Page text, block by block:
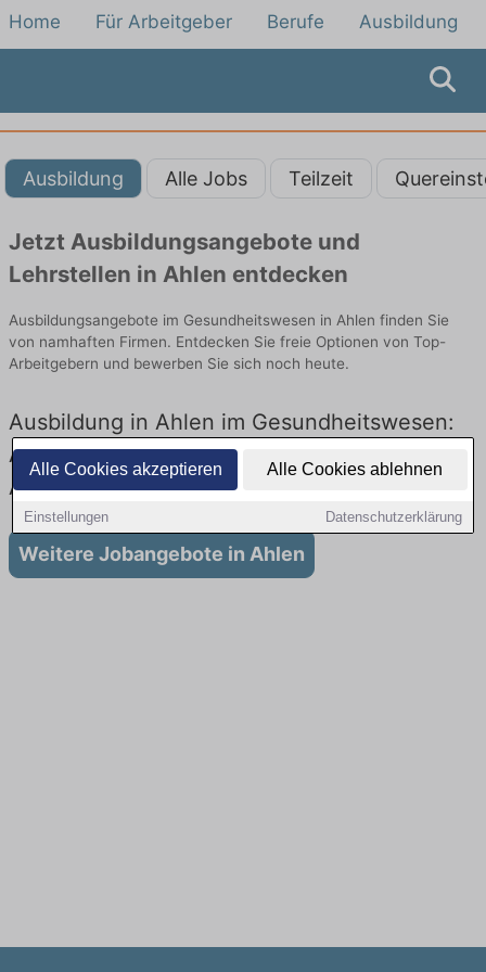
Alle Cookies akzeptieren Alle Cookies ablehnen
Einstellungen Datenschutzerklärung
Home Für Arbeitgeber Berufe Ausbildung
Ausbildung Alle Jobs Teilzeit
Jetzt Ausbildungsangebote und
Lehrstellen in Ahlen entdecken
Ausbildungsangebote im Gesundheitswesen in Ahlen finden Sie
von namhaften Firmen. Entdecken Sie freie Optionen von Top-
Arbeitgebern und bewerben Sie sich noch heute.
Ausbildung in Ahlen im Gesundheitswesen:
Aktuell gibt es keine Stellenangebote für
Ausbildung in Ahlen
Weitere Jobangebote in Ahlen